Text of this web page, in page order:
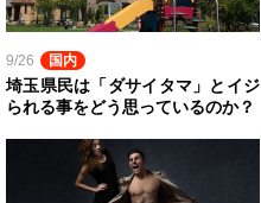
9/26 国内
埼玉県民は「ダサイタマ」とイジ
られる事をどう思っているのか？